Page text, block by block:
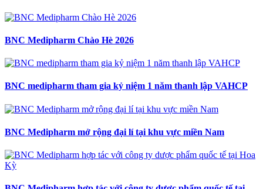
BNC Medipharm Chào Hè 2026
BNC medipharm tham gia kỷ niệm 1 năm thanh lập VAHCP
BNC Medipharm mở rộng đại lí tại khu vực miền Nam